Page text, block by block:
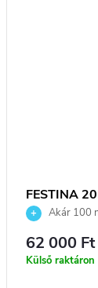
FESTINA
Akár 100
lehetőség.
62 000 Ft
Külső raktáron